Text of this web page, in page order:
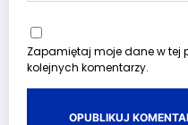
Zapamiętaj moje dane w
kolejnych komentarzy.